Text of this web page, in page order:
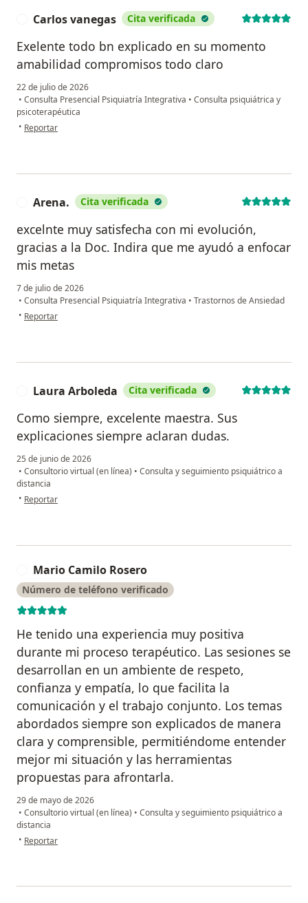
Carlos vanegas Cita verificada
Exelente todo bn explicado en su momento
amabilidad compromisos todo claro
22 de julio de 2026
• Consulta Presencial Psiquiatría Integrativa • Consulta psiquiátrica y
psicoterapéutica
• en opinión del usuario Carlos vanegas
Reportar
Arena. Cita verificada
excelnte muy satisfecha con mi evolución,
gracias a la Doc. Indira que me ayudó a enfocar
mis metas
7 de julio de 2026
• Consulta Presencial Psiquiatría Integrativa • Trastornos de Ansiedad
• en opinión del usuario Arena.
Reportar
Laura Arboleda Cita verificada
Como siempre, excelente maestra. Sus
explicaciones siempre aclaran dudas.
25 de junio de 2026
• Consultorio virtual (en línea) • Consulta y seguimiento psiquiátrico a
distancia
• en opinión del usuario Laura Arboleda
Reportar
Mario Camilo Rosero
Número de teléfono verificado
He tenido una experiencia muy positiva
durante mi proceso terapéutico. Las sesiones se
desarrollan en un ambiente de respeto,
confianza y empatía, lo que facilita la
comunicación y el trabajo conjunto. Los temas
abordados siempre son explicados de manera
clara y comprensible, permitiéndome entender
mejor mi situación y las herramientas
propuestas para afrontarla.
29 de mayo de 2026
• Consultorio virtual (en línea) • Consulta y seguimiento psiquiátrico a
distancia
• en opinión del usuario Mario Camilo Rosero
Reportar